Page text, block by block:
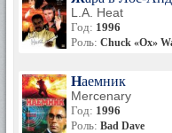
L.A. Heat
Год: 1996
Роль: Chuck «Ox»
Наемник
Mercenary
Год: 1996
Роль: Bad Dave